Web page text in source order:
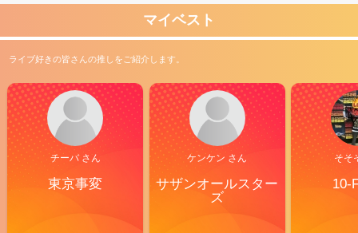
マイベスト
ライブ好きの皆さんの推しをご紹介します。
チーバ さん
東京事変
ケンケン さん
サザンオールスター
ズ
そそ
10-